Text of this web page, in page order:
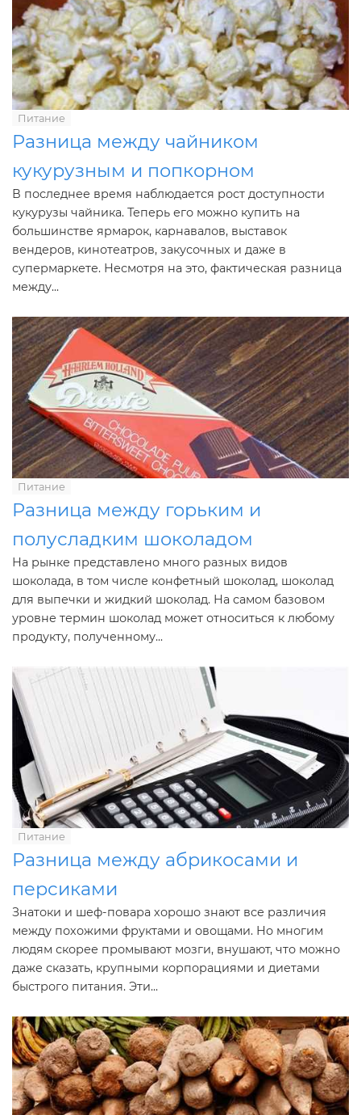
Питание
Разница между чайником
кукурузным и попкорном
В последнее время наблюдается рост доступности
кукурузы чайника. Теперь его можно купить на
большинстве ярмарок, карнавалов, выставок
вендеров, кинотеатров, закусочных и даже в
супермаркете. Несмотря на это, фактическая разница
между...
Питание
Разница между горьким и
полусладким шоколадом
На рынке представлено много разных видов
шоколада, в том числе конфетный шоколад, шоколад
для выпечки и жидкий шоколад. На самом базовом
уровне термин шоколад может относиться к любому
продукту, полученному...
Питание
Разница между абрикосами и
персиками
Знатоки и шеф-повара хорошо знают все различия
между похожими фруктами и овощами. Но многим
людям скорее промывают мозги, внушают, что можно
даже сказать, крупными корпорациями и диетами
быстрого питания. Эти...